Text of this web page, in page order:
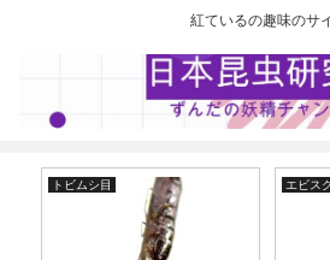
紅ているの趣味のサ
トビムシ目 エビス